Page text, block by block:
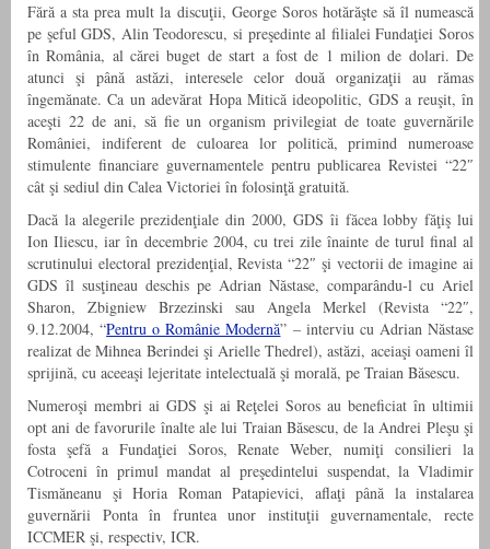
Fără a sta prea mult la discuţii, George Soros hotărăşte să îl numească
pe şeful GDS, Alin Teodorescu, si preşedinte al filialei Fundaţiei Soros
în România, al cărei buget de start a fost de 1 milion de dolari. De
atunci şi până astăzi, interesele celor două organizaţii au rămas
îngemănate. Ca un adevărat Hopa Mitică ideopolitic, GDS a reuşit, în
aceşti 22 de ani, să fie un organism privilegiat de toate guvernările
României, indiferent de culoarea lor politică, primind numeroase
stimulente financiare guvernamentele pentru publicarea Revistei “22″
cât şi sediul din Calea Victoriei în folosinţă gratuită.
Dacă la alegerile prezidenţiale din 2000, GDS îi făcea lobby făţiş lui
Ion Iliescu, iar în decembrie 2004, cu trei zile înainte de turul final al
scrutinului electoral prezidenţial, Revista “22″ şi vectorii de imagine ai
GDS îl susţineau deschis pe Adrian Năstase, comparându-l cu Ariel
Sharon, Zbigniew Brzezinski sau Angela Merkel (Revista “22″,
9.12.2004, “Pentru o Românie Modernă” – interviu cu Adrian Năstase
realizat de Mihnea Berindei şi Arielle Thedrel), astăzi, aceiaşi oameni îl
sprijină, cu aceeaşi lejeritate intelectuală şi morală, pe Traian Băsescu.
Numeroşi membri ai GDS şi ai Reţelei Soros au beneficiat în ultimii
opt ani de favorurile înalte ale lui Traian Băsescu, de la Andrei Pleşu şi
fosta şefă a Fundaţiei Soros, Renate Weber, numiţi consilieri la
Cotroceni în primul mandat al preşedintelui suspendat, la Vladimir
Tismăneanu şi Horia Roman Patapievici, aflaţi până la instalarea
guvernării Ponta în fruntea unor instituţii guvernamentale, recte
ICCMER şi, respectiv, ICR.